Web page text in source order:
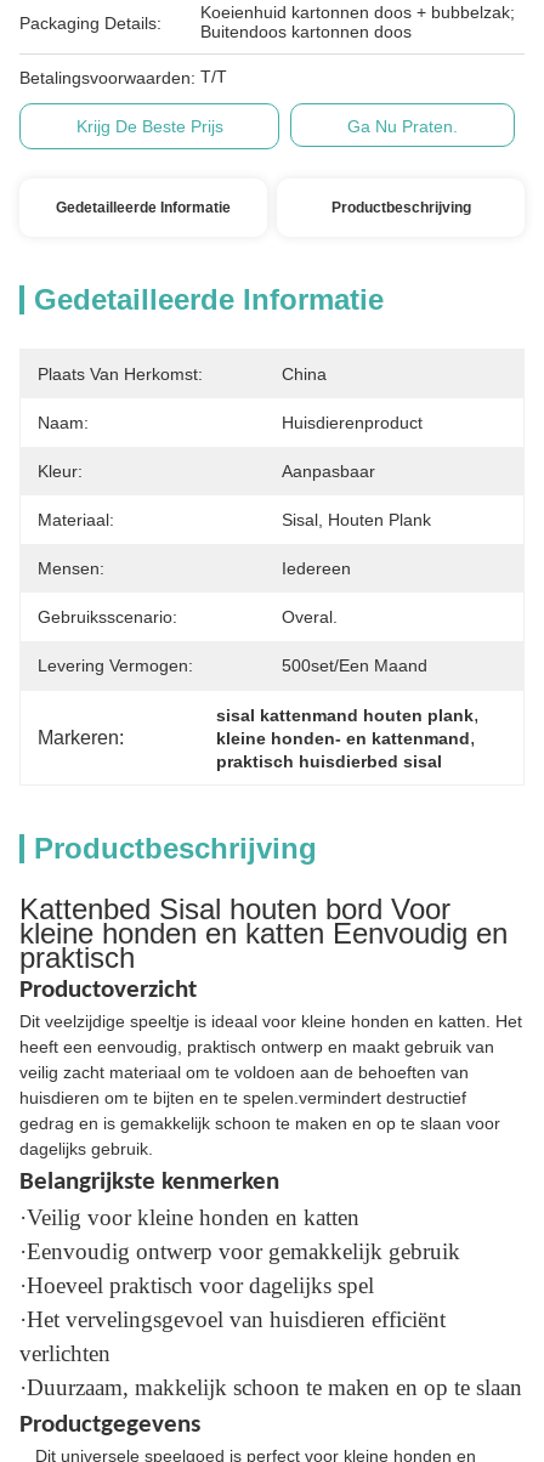
Packaging Details:
Koeienhuid kartonnen doos + bubbelzak;
Buitendoos kartonnen doos
Betalingsvoorwaarden: T/T
Krijg De Beste Prijs Ga Nu Praten.
Gedetailleerde Informatie Productbeschrijving
Gedetailleerde Informatie
Plaats Van Herkomst: China
Naam: Huisdierenproduct
Kleur: Aanpasbaar
Materiaal: Sisal, Houten Plank
Mensen: Iedereen
Gebruiksscenario: Overal.
Levering Vermogen: 500set/een Maand
Markeren:
sisal kattenmand houten plank,
kleine honden- en kattenmand,
praktisch huisdierbed sisal
Productbeschrijving
Kattenbed Sisal houten bord Voor
kleine honden en katten Eenvoudig en
praktisch
Productoverzicht
Dit veelzijdige speeltje is ideaal voor kleine honden en katten. Het
heeft een eenvoudig, praktisch ontwerp en maakt gebruik van
veilig zacht materiaal om te voldoen aan de behoeften van
huisdieren om te bijten en te spelen.vermindert destructief
gedrag en is gemakkelijk schoon te maken en op te slaan voor
dagelijks gebruik.
Belangrijkste kenmerken
·Veilig voor kleine honden en katten
·Eenvoudig ontwerp voor gemakkelijk gebruik
·Hoeveel praktisch voor dagelijks spel
·Het vervelingsgevoel van huisdieren efficiënt
verlichten
·Duurzaam, makkelijk schoon te maken en op te slaan
Productgegevens
Dit universele speelgoed is perfect voor kleine honden en